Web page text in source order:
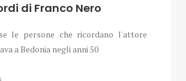
di Franco Nero
le persone che ricordano l'attore
a Bedonia negli anni 50